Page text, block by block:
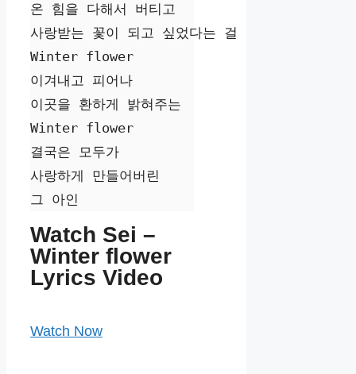
온 힘을 다해서 버티고
사랑받는 꽃이 되고 싶었다는 걸
Winter flower
이겨내고 피어나
이곳을 환하게 밝혀주는
Winter flower
결국은 모두가
사랑하게 만들어버린
그 아인
Watch Sei –
Winter flower
Lyrics Video
Watch Now